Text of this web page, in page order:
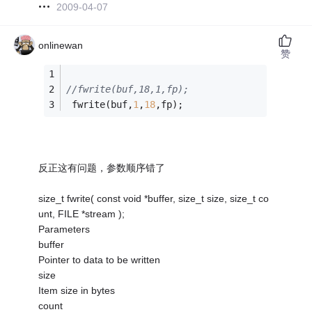
2009-04-07
onlinewan
//fwrite(buf,18,1,fp);
fwrite(buf,1 ,18,fp);
反正这有问题，参数顺序错了
size_t fwrite( const void *buffer, size_t size, size_t co
unt, FILE *stream );
Parameters
buffer
Pointer to data to be written
size
Item size in bytes
count
赞